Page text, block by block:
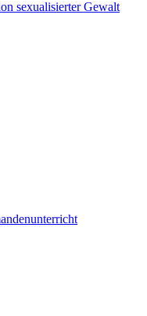
sexualisierter Gewalt